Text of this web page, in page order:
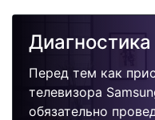
Перед тем как
телевизора
обязательно